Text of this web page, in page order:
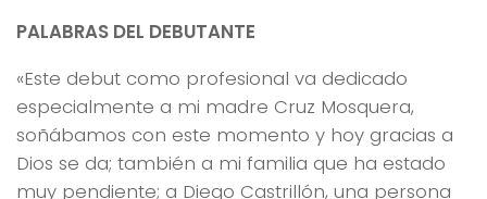
PALABRAS DEL DEBUTANTE
«Este debut como profesional va dedicado
especialmente a mi madre Cruz Mosquera,
soñábamos con este momento y hoy gracias a
Dios se da; también a mi familia que ha estado
muy pendiente; a Diego Castrillón, una persona